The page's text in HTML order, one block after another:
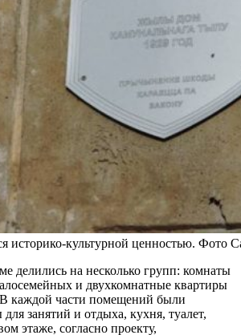
историко-культурной ценностью. Фото
делились на несколько групп: комнаты
и двухкомнатные квартиры
каждой части помещений были
занятий и отдыха, кухня, туалет,
этаже, согласно проекту,